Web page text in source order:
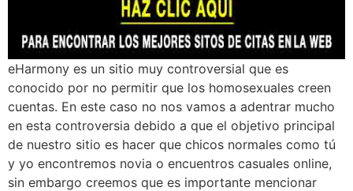
eHarmony es un sitio muy controversial que es
conocido por no permitir que los homosexuales creen
cuentas. En este caso no nos vamos a adentrar mucho
en esta controversia debido a que el objetivo principal
de nuestro sitio es hacer que chicos normales como tú
y yo encontremos novia o encuentros casuales online,
sin embargo creemos que es importante mencionar